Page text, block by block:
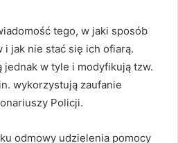
tego, w jaki sposób
i jak nie stać się ich ofiarą.
w tyle i modyfikują tzw.
wykorzystują zaufanie
Policji.
odmowy udzielenia pomocy